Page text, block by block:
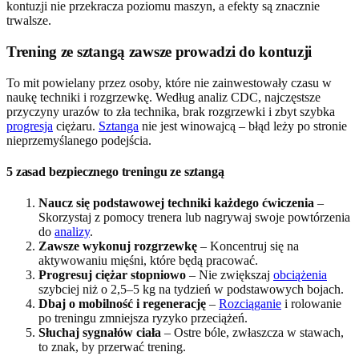
kontuzji nie przekracza poziomu maszyn, a efekty są znacznie
trwalsze.
Trening ze sztangą zawsze prowadzi do kontuzji
To mit powielany przez osoby, które nie zainwestowały czasu w
naukę techniki i rozgrzewkę. Według analiz CDC, najczęstsze
przyczyny urazów to zła technika, brak rozgrzewki i zbyt szybka
progresja ciężaru. Sztanga nie jest winowajcą – błąd leży po stronie
nieprzemyślanego podejścia.
5 zasad bezpiecznego treningu ze sztangą
Naucz się podstawowej techniki każdego ćwiczenia –
Skorzystaj z pomocy trenera lub nagrywaj swoje powtórzenia
do analizy.
Zawsze wykonuj rozgrzewkę – Koncentruj się na
aktywowaniu mięśni, które będą pracować.
Progresuj ciężar stopniowo – Nie zwiększaj obciążenia
szybciej niż o 2,5–5 kg na tydzień w podstawowych bojach.
Dbaj o mobilność i regenerację – Rozciąganie i rolowanie
po treningu zmniejsza ryzyko przeciążeń.
Słuchaj sygnałów ciała – Ostre bóle, zwłaszcza w stawach,
to znak, by przerwać trening.